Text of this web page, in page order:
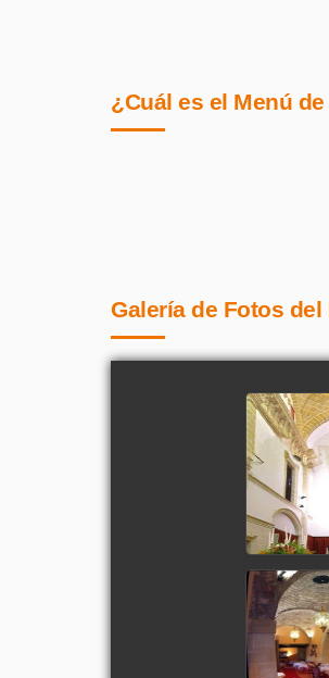
¿Cuál es el Menú
Galería de Fotos